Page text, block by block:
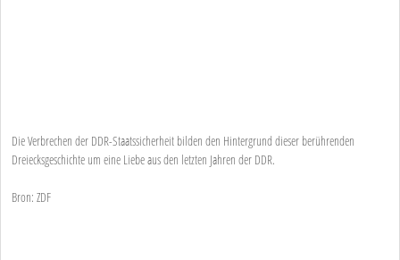
Die Verbrechen der DDR-Staatssicherheit bilden den Hintergrund dieser berührenden
Dreiecksgeschichte um eine Liebe aus den letzten Jahren der DDR.
Bron: ZDF